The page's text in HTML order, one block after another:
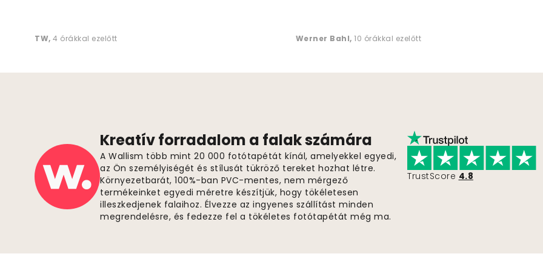
TW, 4 órákkal ezelőtt Werner Bahl, 10 órákkal ezelőtt
Kreatív forradalom a falak számára
A Wallism több mint 20 000 fotótapétát kínál, amelyekkel egyedi,
az Ön személyiségét és stílusát tükröző tereket hozhat létre.
Környezetbarát, 100%-ban PVC-mentes, nem mérgező
termékeinket egyedi méretre készítjük, hogy tökéletesen
illeszkedjenek falaihoz. Élvezze az ingyenes szállítást minden
megrendelésre, és fedezze fel a tökéletes fotótapétát még ma.
TrustScore 4.8